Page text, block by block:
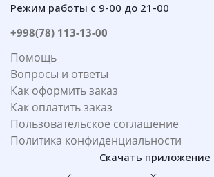
Режим работы с 9-00 до 21-00
+998(78) 113-13-00
Помощь
Вопросы и ответы
Как оформить заказ
Как оплатить заказ
Пользовательское соглашение
Политика конфиденциальности
Скачать приложение